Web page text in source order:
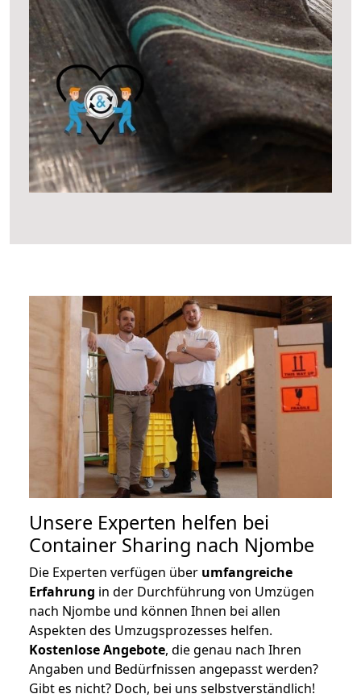
Unsere Experten helfen bei
Container Sharing nach Njombe
Die Experten verfügen über umfangreiche
Erfahrung in der Durchführung von Umzügen
nach Njombe und können Ihnen bei allen
Aspekten des Umzugsprozesses helfen.
Kostenlose Angebote, die genau nach Ihren
Angaben und Bedürfnissen angepasst werden?
Gibt es nicht? Doch, bei uns selbstverständlich!